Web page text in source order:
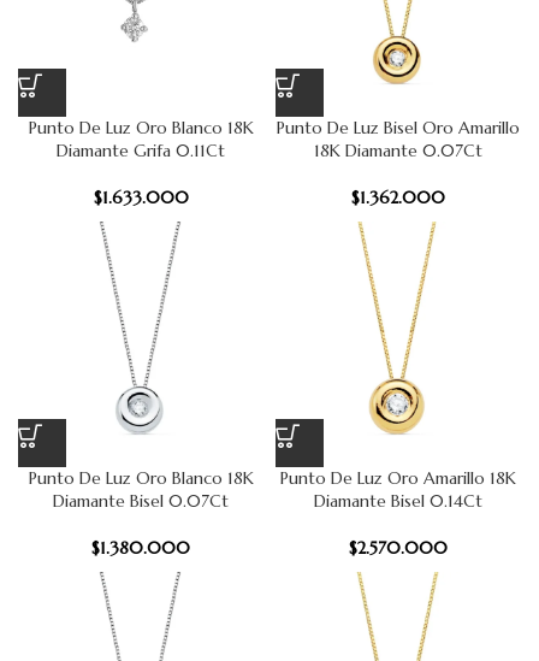
Punto De Luz Oro Blanco 18K
Diamante Grifa 0.11Ct
$1.633.000
Punto De Luz Bisel Oro Amarillo
18K Diamante 0.07Ct
$1.362.000
Punto De Luz Oro Blanco 18K
Diamante Bisel 0.07Ct
$1.380.000
Punto De Luz Oro Amarillo 18K
Diamante Bisel 0.14Ct
$2.570.000